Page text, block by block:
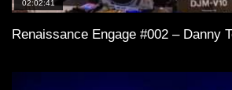
02:02:41
Renaissance Engage #002 – Danny